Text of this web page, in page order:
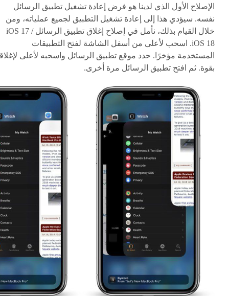
الإصلاح الأول الذي لدينا هو فرض إعادة تشغيل تطبيق الرسائل
نفسه. سيؤدي هذا إلى إعادة تشغيل التطبيق لجميع عملياته، ومن
خلال القيام بذلك، نأمل في إصلاح إغلاق تطبيق الرسائل iOS 17 /
iOS 18. اسحب لأعلى من أسفل الشاشة لفتح التطبيقات
المستخدمة مؤخرًا. حدد موقع تطبيق الرسائل واسحبه لأعلى
بقوة. ثم افتح تطبيق الرسائل مرة أخرى.